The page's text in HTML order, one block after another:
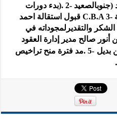
الصعيد ). 2-بدء دورات
C.B.A 3-قبول استقالة احمد
والتقدير لمجوداته في
أنور صالح مدير إدارة العقود
بديل . 5-مد فترة منح تراخيص
.